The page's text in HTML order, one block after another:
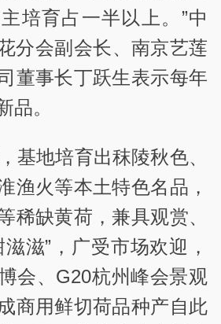
培育占一半以上。”中
分会副会长‌、南京艺莲
董事长丁跃生表示每年
品。
基地培育出秣陵秋色、
渔火等本土特色名品，
稀缺黄荷，兼具观赏、
滋”，广受市场欢迎，
会、G20杭州峰会景观
商用鲜切荷品种产自此